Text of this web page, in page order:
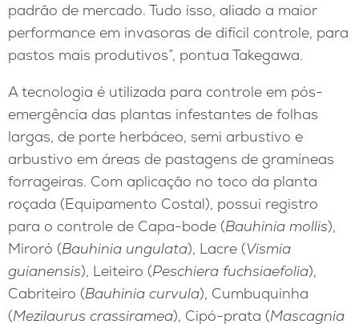
padrão de mercado. Tudo isso, aliado a maior
performance em invasoras de difícil controle, para
pastos mais produtivos”, pontua Takegawa.
A tecnologia é utilizada para controle em pós-
emergência das plantas infestantes de folhas
largas, de porte herbáceo, semi arbustivo e
arbustivo em áreas de pastagens de gramíneas
forrageiras. Com aplicação no toco da planta
roçada (Equipamento Costal), possui registro
para o controle de Capa-bode (Bauhinia mollis),
Miroró (Bauhinia ungulata), Lacre (Vismia
guianensis), Leiteiro (Peschiera fuchsiaefolia),
Cabriteiro (Bauhinia curvula), Cumbuquinha
(Mezilaurus crassiramea), Cipó-prata (Mascagnia